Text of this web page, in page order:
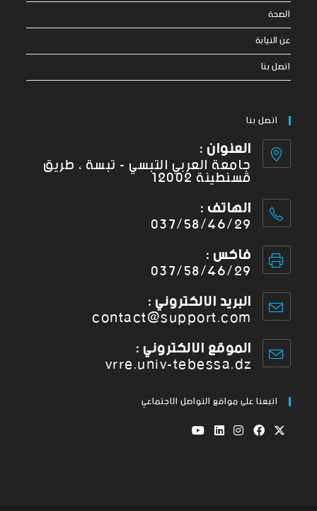
الصحة
عن النيابة
اتصل بنا
اتصل بنا
العنوان :
جامعة العربي التبسي - تبسة ، طريق
قسنطينة 12002
الهاتف :
037/58/46/29
فاكس :
037/58/46/29
البريد الإلكتروني :
contact@support.com
الموقع الإلكتروني :
vrre.univ-tebessa.dz
اتبعنا على مواقع التواصل الاجتماعي